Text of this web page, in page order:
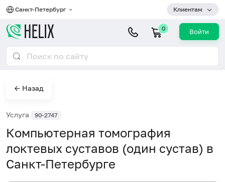
Санкт-Петербург Клиентам
0 Войти
← Назад
Услуга 90-2747
Компьютерная томография
локтевых суставов (один сустав) в
Санкт-Петербурге